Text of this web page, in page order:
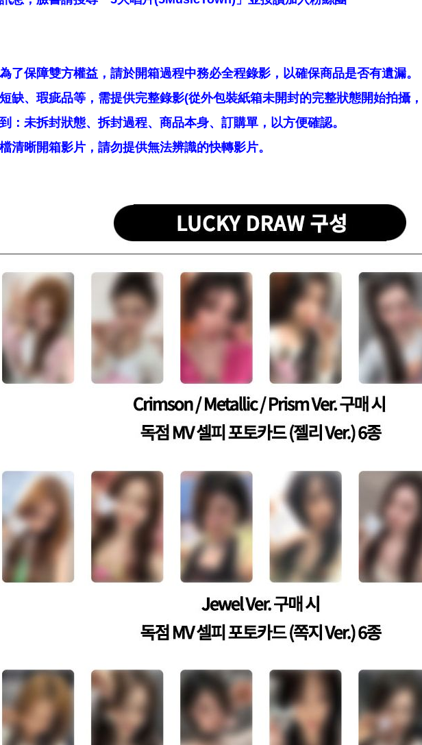
了保障雙方權益，請於開箱過程中務必全程錄影，以確保商品是否有遺漏。
缺、瑕疵品等，需提供完整錄影(從外包裝紙箱未開封的完整狀態開始拍攝，
：未拆封狀態、拆封過程、商品本身、訂購單，以方便確認。
清晰開箱影片，請勿提供無法辨識的快轉影片。